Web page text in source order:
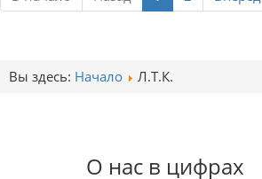
Вы здесь: Начало Л.Т.К.
О нас в цифрах